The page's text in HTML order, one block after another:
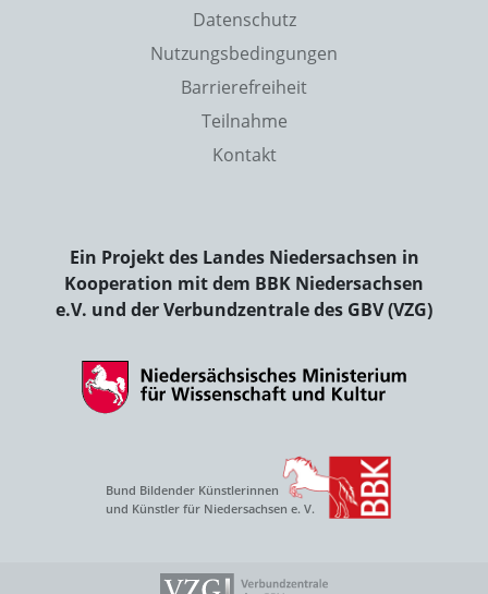
Datenschutz
Nutzungsbedingungen
Barrierefreiheit
Teilnahme
Kontakt
Ein Projekt des Landes Niedersachsen in
Kooperation mit dem BBK Niedersachsen
e.V. und der Verbundzentrale des GBV (VZG)
Bund Bildender Künstlerinnen
und Künstler für Niedersachsen e. V.